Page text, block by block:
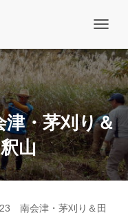
ゲ
ー
シ
ョ
ン
を
切
り
替
え
・茅刈り＆
山
南会津・茅刈り＆田